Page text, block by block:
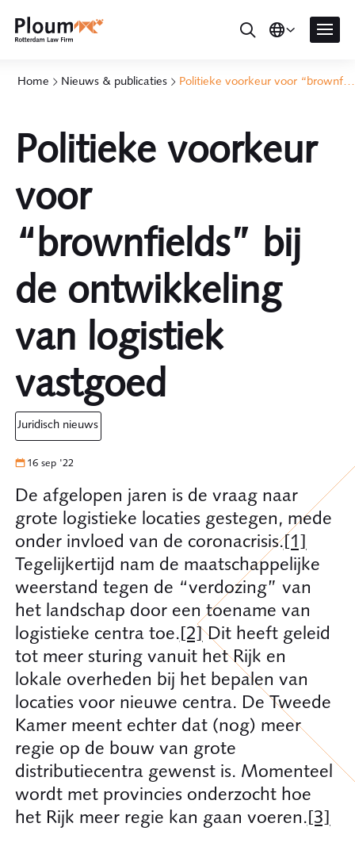
Home Nieuws & publicaties Politieke voorkeur voor “brownfields” bij de ontwikkeling van logistiek vastgoed
Politieke voorkeur
voor
“brownfields” bij
de ontwikkeling
van logistiek
vastgoed
juridisch nieuws
16 sep '22
De afgelopen jaren is de vraag naar
grote logistieke locaties gestegen, mede
onder invloed van de coronacrisis.[1]
Tegelijkertijd nam de maatschappelijke
weerstand tegen de “verdozing” van
het landschap door een toename van
logistieke centra toe.[2]Dit heeft geleid
tot meer sturing vanuit het Rijk en
lokale overheden bij het bepalen van
locaties voor nieuwe centra. De Tweede
Kamer meent echter dat (nog) meer
regie op de bouw van grote
distributiecentra gewenst is. Momenteel
wordt met provincies onderzocht hoe
het Rijk meer regie kan gaan voeren.[3]